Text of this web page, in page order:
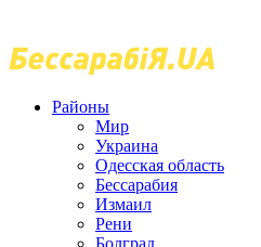
Районы
Мир
Украина
Одесская область
Бессарабия
Измаил
Рени
Болград